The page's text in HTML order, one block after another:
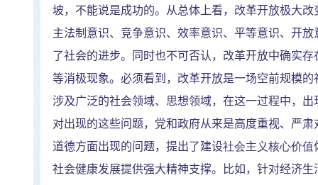
坡，不能说是成功的。从总体上看，改革开放极大
主法制意识、竞争意识、效率意识、平等意识、开
了社会的进步。同时也不可否认，改革开放中确实
等消极现象。必须看到，改革开放是一场空前规模
涉及广泛的社会领域、思想领域，在这一过程中，
对出现的这些问题，党和政府从来是高度重视、严
道德方面出现的问题，提出了建设社会主义核心价值
社会健康发展提供强大精神支撑。比如，针对经济